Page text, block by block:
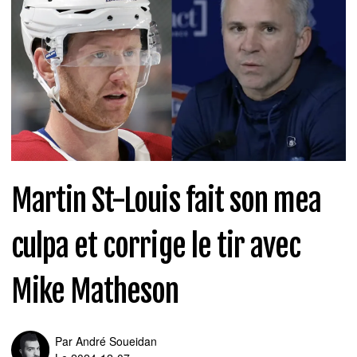
Martin St-Louis fait son mea
culpa et corrige le tir avec
Mike Matheson
Par André Soueidan